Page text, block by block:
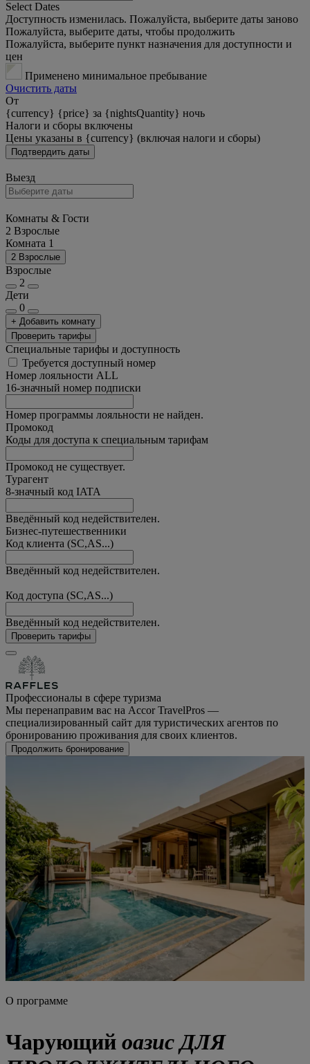
Select Dates
Доступность изменилась. Пожалуйста, выберите даты заново
Пожалуйста, выберите даты, чтобы продолжить
Пожалуйста, выберите пункт назначения для доступности и
цен
Применено минимальное пребывание
Очистить даты
От
{currency} {price} за {nightsQuantity} ночь
Налоги и сборы включены
Цены указаны в {currency} (включая налоги и сборы)
Подтвердить даты
Выезд
Комнаты & Гости
2 Взрослые
Комната 1
2 Взрослые
Взрослые
2
Дети
0
+ Добавить комнату
Проверить тарифы
Специальные тарифы и доступность
Требуется доступный номер
Номер лояльности ALL
16-значный номер подписки
Номер программы лояльности не найден.
Промокод
Коды для доступа к специальным тарифам
Промокод не существует.
Турагент
8-значный код IATA
Введённый код недействителен.
Бизнес-путешественники
Код клиента (SC,AS...)
Введённый код недействителен.
Код доступа (SC,AS...)
Введённый код недействителен.
Проверить тарифы
Профессионалы в сфере туризма
Мы перенаправим вас на Accor TravelPros —
специализированный сайт для туристических агентов по
бронированию проживания для своих клиентов.
Продолжить бронирование
О программе
Чарующий оазис ДЛЯ